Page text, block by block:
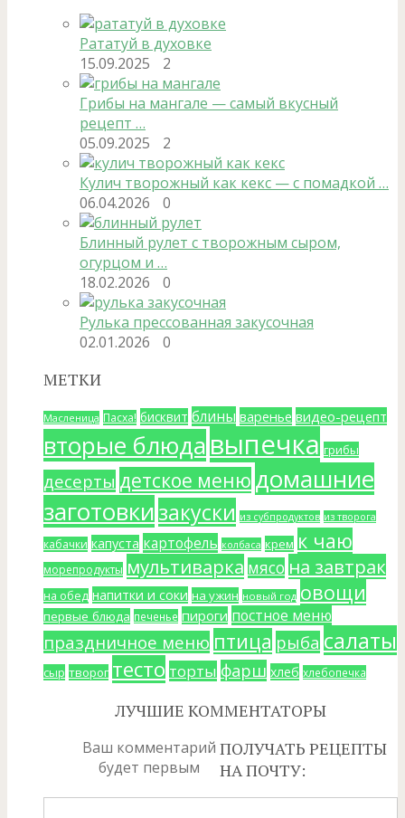
Рататуй в духовке
15.09.2025
2
Грибы на мангале — самый вкусный
рецепт …
05.09.2025
2
Кулич творожный как кекс — с помадкой …
06.04.2026
0
Блинный рулет с творожным сыром,
огурцом и …
18.02.2026
0
Рулька прессованная закусочная
02.01.2026
0
МЕТКИ
Масленица Пасха! бисквит блины варенье видео-рецепт
вторые блюдавыпечка грибы
десерты детское меню домашние
заготовкизакуски из субпродуктов из творога
кабачки капуста картофель колбаса крем к чаю
морепродукты мультиварка мясо на завтрак
на обед напитки и соки на ужин новый год овощи
первые блюда печенье пироги постное меню
праздничное меню птица рыба салаты
сыр творог тесто торты фарш хлеб хлебопечка
ЛУЧШИЕ КОММЕНТАТОРЫ
Ваш комментарий
будет первым
ПОЛУЧАТЬ РЕЦЕПТЫ
НА ПОЧТУ: